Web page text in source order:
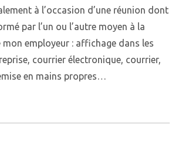
à l’occasion d’une réunion dont
par l’un ou l’autre moyen à la
mon employeur : affichage dans les
courrier électronique, courrier,
en mains propres…